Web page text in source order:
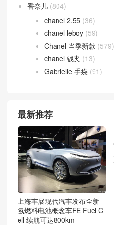
香奈儿 (804)
chanel 2.55 (36)
chanel leboy (59)
Chanel 当季新款 (579)
chanel 钱夹 (13)
Gabrielle 手袋 (91)
最新推荐
上海车展现代汽车发布全新
氢燃料电池概念车FE Fuel C
ell 续航可达800km